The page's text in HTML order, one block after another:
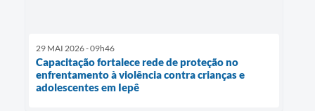
29 MAI 2026 - 09h46
Capacitação fortalece rede de proteção no
enfrentamento à violência contra crianças e
adolescentes em Iepê